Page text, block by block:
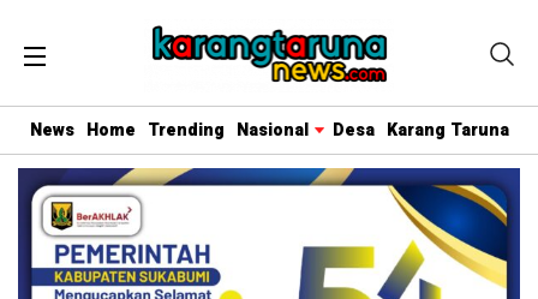
News Home Trending Nasional Desa Karang Taruna